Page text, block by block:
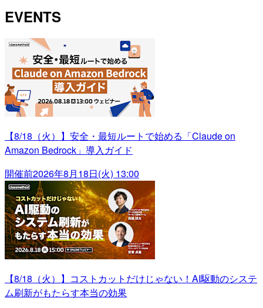
EVENTS
【8/18（火）】安全・最短ルートで始める「Claude on
Amazon Bedrock」導入ガイド
開催前2026年8月18日(火) 13:00
【8/18（火）】コストカットだけじゃない！AI駆動のシステ
ム刷新がもたらす本当の効果